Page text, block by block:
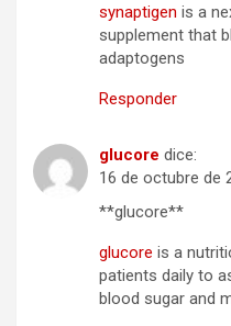
synaptigen is a
supplement that
adaptogens
Responder
glucore dice:
16 de octubre de
** glucore**
glucore is a
patients daily to
blood sugar and